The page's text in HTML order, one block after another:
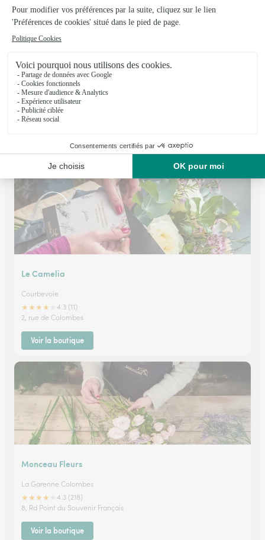
Happy
Levallois Perret
★★★ ★★3.6 (78)
Voir la boutique
Le Camelia
Courbevoie
★★★★
4.3 (11)
2, rue de Colombes
Voir la boutique
Monceau Fleurs
La Garenne Colombes
★★★★
4.3 (218)
8, Rd Point du Souvenir Français
Voir la boutique